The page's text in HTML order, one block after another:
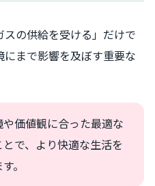
の供給を受ける」だけで
まで影響を及ぼす重要な
価値観に合った最適な
で、より快適な生活を
。